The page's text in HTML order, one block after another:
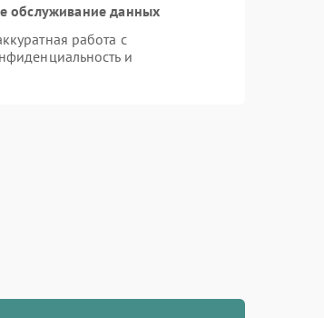
обслуживание данных
работа с
и